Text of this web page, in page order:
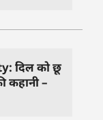
दिल को छू
कहानी –